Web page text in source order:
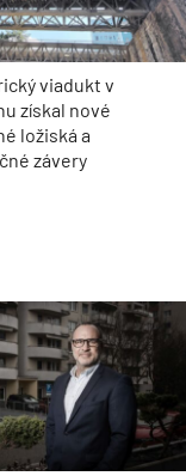
viadukt v
získal nové
ložiská a
závery